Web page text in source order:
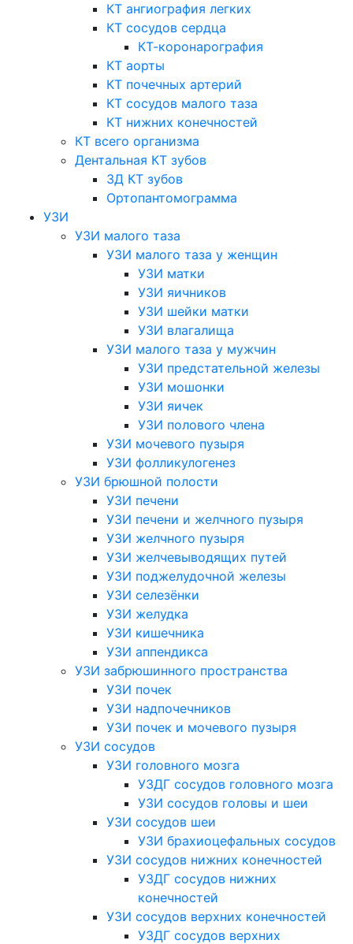
КТ ангиография легких
КТ сосудов сердца
КТ-коронарография
КТ аорты
КТ почечных артерий
КТ сосудов малого таза
КТ нижних конечностей
КТ всего организма
Дентальная КТ зубов
3Д КТ зубов
Ортопантомограмма
УЗИ
УЗИ малого таза
УЗИ малого таза у женщин
УЗИ матки
УЗИ яичников
УЗИ шейки матки
УЗИ влагалища
УЗИ малого таза у мужчин
УЗИ предстательной железы
УЗИ мошонки
УЗИ яичек
УЗИ полового члена
УЗИ мочевого пузыря
УЗИ фолликулогенез
УЗИ брюшной полости
УЗИ печени
УЗИ печени и желчного пузыря
УЗИ желчного пузыря
УЗИ желчевыводящих путей
УЗИ поджелудочной железы
УЗИ селезёнки
УЗИ желудка
УЗИ кишечника
УЗИ аппендикса
УЗИ забрюшинного пространства
УЗИ почек
УЗИ надпочечников
УЗИ почек и мочевого пузыря
УЗИ сосудов
УЗИ головного мозга
УЗДГ сосудов головного мозга
УЗИ сосудов головы и шеи
УЗИ сосудов шеи
УЗИ брахиоцефальных сосудов
УЗИ сосудов нижних конечностей
УЗДГ сосудов нижних
конечностей
УЗИ сосудов верхних конечностей
УЗДГ сосудов верхних